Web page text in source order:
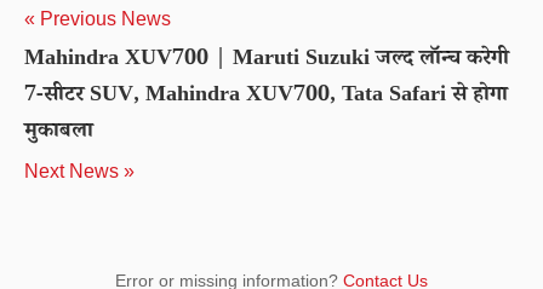
« Previous News
Mahindra XUV700 | Maruti Suzuki जल्द लॉन्च करेगी
7-सीटर SUV, Mahindra XUV700, Tata Safari से होगा
मुकाबला
Next News »
Error or missing information? Contact Us